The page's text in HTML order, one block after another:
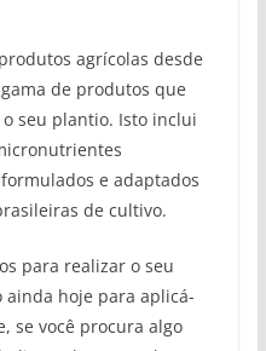
agrícolas desde
de produtos que
seu plantio. Isto inclui
e adaptados
de cultivo.
para realizar o seu
ainda hoje para aplicá-
se você procura algo